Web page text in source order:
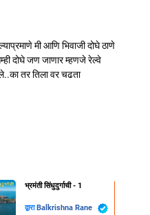
मी आणि भिवाजी दोघे ठाणे
दोघे जण जाणार म्हणजे रेल्वे
तर तिला वर चढता
भ्रमंती सिंधुदुर्गाची - 1
द्वारा Balkrishna Rane